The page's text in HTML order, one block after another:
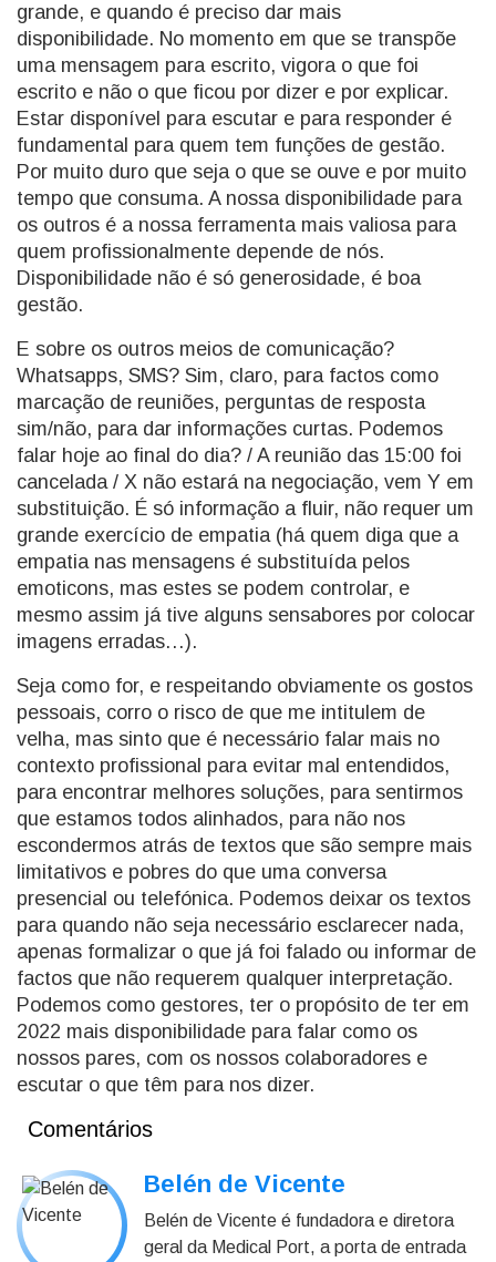
grande, e quando é preciso dar mais
disponibilidade. No momento em que se transpõe
uma mensagem para escrito, vigora o que foi
escrito e não o que ficou por dizer e por explicar.
Estar disponível para escutar e para responder é
fundamental para quem tem funções de gestão.
Por muito duro que seja o que se ouve e por muito
tempo que consuma. A nossa disponibilidade para
os outros é a nossa ferramenta mais valiosa para
quem profissionalmente depende de nós.
Disponibilidade não é só generosidade, é boa
gestão.
E sobre os outros meios de comunicação?
Whatsapps, SMS? Sim, claro, para factos como
marcação de reuniões, perguntas de resposta
sim/não, para dar informações curtas. Podemos
falar hoje ao final do dia? / A reunião das 15:00 foi
cancelada / X não estará na negociação, vem Y em
substituição. É só informação a fluir, não requer um
grande exercício de empatia (há quem diga que a
empatia nas mensagens é substituída pelos
emoticons, mas estes se podem controlar, e
mesmo assim já tive alguns sensabores por colocar
imagens erradas…).
Seja como for, e respeitando obviamente os gostos
pessoais, corro o risco de que me intitulem de
velha, mas sinto que é necessário falar mais no
contexto profissional para evitar mal entendidos,
para encontrar melhores soluções, para sentirmos
que estamos todos alinhados, para não nos
escondermos atrás de textos que são sempre mais
limitativos e pobres do que uma conversa
presencial ou telefónica. Podemos deixar os textos
para quando não seja necessário esclarecer nada,
apenas formalizar o que já foi falado ou informar de
factos que não requerem qualquer interpretação.
Podemos como gestores, ter o propósito de ter em
2022 mais disponibilidade para falar como os
nossos pares, com os nossos colaboradores e
escutar o que têm para nos dizer.
Comentários
Belén de Vicente
Belén de Vicente é fundadora e diretora
geral da Medical Port, a porta de entrada